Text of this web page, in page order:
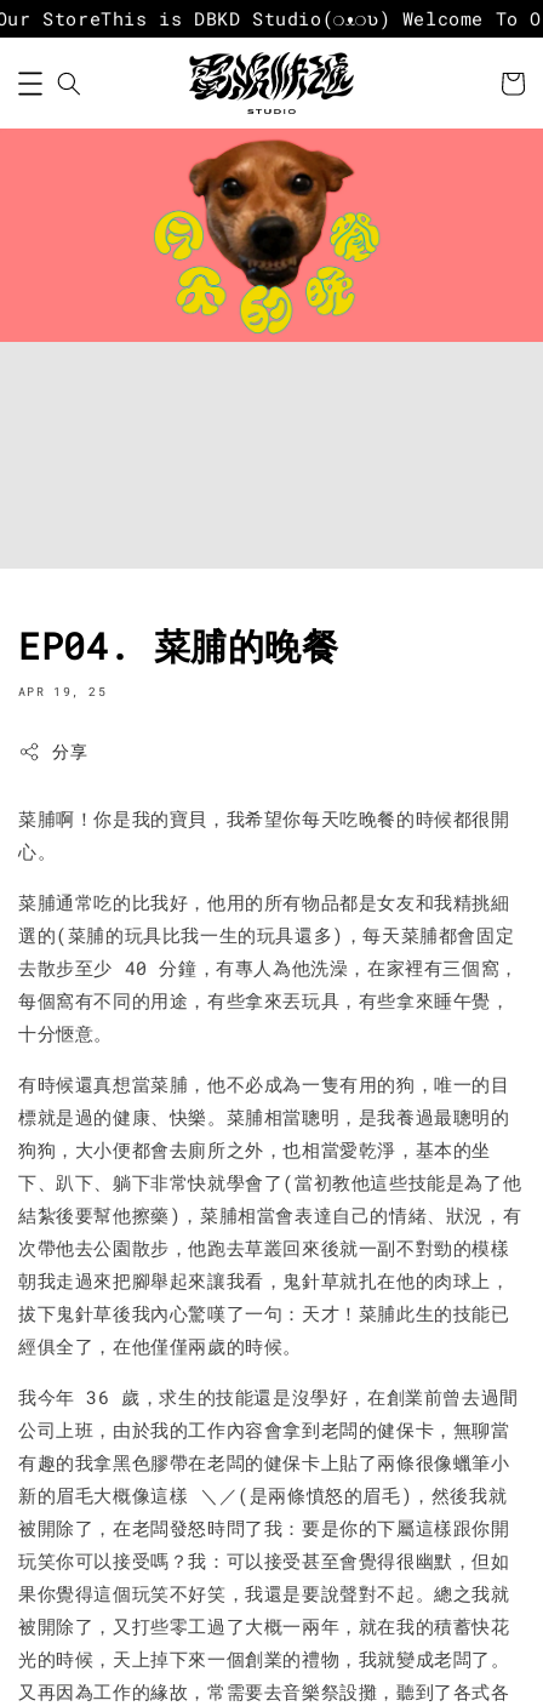
StoreThis is DBKD Studio(❍ᴥ❍ʋ) Welcome To
EP04. 菜脯的晚餐
APR 19, 25
分享
菜脯啊！你是我的寶貝，我希望你每天吃晚餐的時候都很開
心。
菜脯通常吃的比我好，他用的所有物品都是女友和我精挑細
選的(菜脯的玩具比我一生的玩具還多)，每天菜脯都會固定
去散步至少 40 分鐘，有專人為他洗澡，在家裡有三個窩，
每個窩有不同的用途，有些拿來丟玩具，有些拿來睡午覺，
十分愜意。
有時候還真想當菜脯，他不必成為一隻有用的狗，唯一的目
標就是過的健康、快樂。菜脯相當聰明，是我養過最聰明的
狗狗，大小便都會去廁所之外，也相當愛乾淨，基本的坐
下、趴下、躺下非常快就學會了(當初教他這些技能是為了他
結紮後要幫他擦藥)，菜脯相當會表達自己的情緒、狀況，有
次帶他去公園散步，他跑去草叢回來後就一副不對勁的模樣
朝我走過來把腳舉起來讓我看，鬼針草就扎在他的肉球上，
拔下鬼針草後我內心驚嘆了一句：天才！菜脯此生的技能已
經俱全了，在他僅僅兩歲的時候。
我今年 36 歲，求生的技能還是沒學好，在創業前曾去過間
公司上班，由於我的工作內容會拿到老闆的健保卡，無聊當
有趣的我拿黑色膠帶在老闆的健保卡上貼了兩條很像蠟筆小
新的眉毛大概像這樣 ＼／(是兩條憤怒的眉毛)，然後我就
被開除了，在老闆發怒時問了我：要是你的下屬這樣跟你開
玩笑你可以接受嗎？我：可以接受甚至會覺得很幽默，但如
果你覺得這個玩笑不好笑，我還是要說聲對不起。總之我就
被開除了，又打些零工過了大概一兩年，就在我的積蓄快花
光的時候，天上掉下來一個創業的禮物，我就變成老闆了。
又再因為工作的緣故，常需要去音樂祭設攤，聽到了各式各